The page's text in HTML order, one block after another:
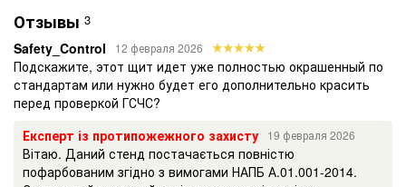
на территории предприятий (организаций), не имеющих
наружного противопожарного водопровода
при удалении зданий (сооружений) наружных
технологических установок этих предприятий на
расстояние более 100 м от наружных пожарных
водоисточников
Отзывы 3
Safety_Control 12 февраля 2026
Подскажите, этот щит идет уже полностью окрашенный по
стандартам или нужно будет его дополнительно красить
перед проверкой ГСЧС?
Експерт із протипожежного захисту
19 февраля 2026
Вітаю. Даний стенд постачається повністю
пофарбованим згідно з вимогами НАПБ А.01.001-2014.